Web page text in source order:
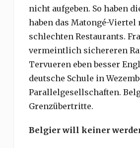
nicht aufgeben. So haben
haben das Matongé-
schlechten Restaurants.
vermeintlich sichereren
Tervueren eben besser
deutsche Schule in
Parallelgesellschaften.
Grenzübertritte.
Belgier will keiner